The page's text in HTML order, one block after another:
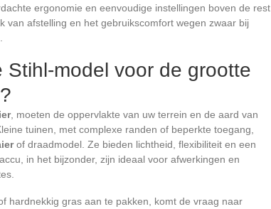
ergonomie en eenvoudige instellingen boven de rest
van afstelling en het gebruikscomfort wegen zwaar bij
Stihl-model voor de grootte
, moeten de oppervlakte van uw terrein en de aard van
tuinen, met complexe randen of beperkte toegang,
of draadmodel. Ze bieden lichtheid, flexibiliteit en een
in het bijzonder, zijn ideaal voor afwerkingen en
hardnekkig gras aan te pakken, komt de vraag naar